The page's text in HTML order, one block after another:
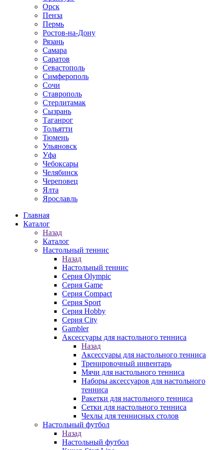
Орск
Пенза
Пермь
Ростов-на-Дону
Рязань
Самара
Саратов
Севастополь
Симферополь
Сочи
Ставрополь
Стерлитамак
Сызрань
Таганрог
Тольятти
Тюмень
Ульяновск
Уфа
Чебоксары
Челябинск
Череповец
Ялта
Ярославль
Главная
Каталог
Назад
Каталог
Настольный теннис
Назад
Настольный теннис
Серия Olympic
Серия Game
Серия Compact
Серия Sport
Серия Hobby
Серия City
Gambler
Аксессуары для настольного тенниса
Назад
Аксессуары для настольного тенниса
Тренировочный инвентарь
Мячи для настольного тенниса
Наборы аксессуаров для настольного
тенниса
Ракетки для настольного тенниса
Сетки для настольного тенниса
Чехлы для теннисных столов
Настольный футбол
Назад
Настольный футбол